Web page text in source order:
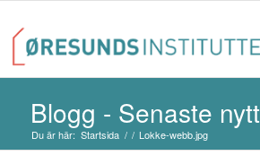
Blogg - Senaste nytt
Du är här: Startsida / / Lokke-webb.jpg